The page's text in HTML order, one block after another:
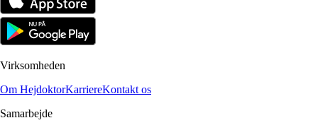
Virksomheden
Om HejdoktorKarriereKontakt os
Samarbejde